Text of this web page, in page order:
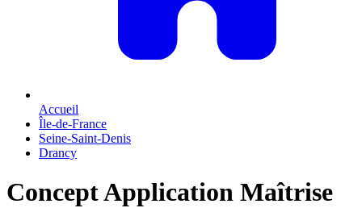
Accueil
Île-de-France
Seine-Saint-Denis
Drancy
Concept Application Maîtrise